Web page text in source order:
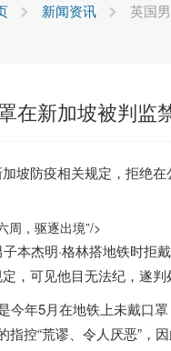
新闻资讯 英国
在新加坡被判监
坡防疫相关规定，拒绝在
周，驱逐出境”/>
本杰明·格林搭地铁时
，可见他目无法纪，遂判
年5月在地铁上未戴口罩
控“荒谬、令人厌恶”，